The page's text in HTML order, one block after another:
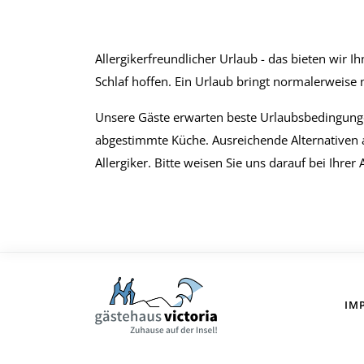
Allergikerfreundlicher Urlaub - das bieten wir
Schlaf hoffen. Ein Urlaub bringt
Unsere Gäste erwarten beste
abgestimmte Küche. Ausreichende
Allergiker. Bitte weisen Sie uns darauf bei